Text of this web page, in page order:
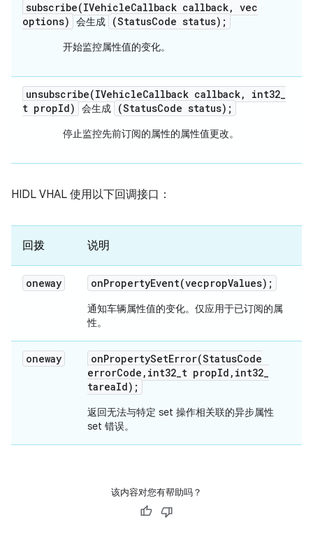
subscribe(IVehicleCallback callback, vec
options)
会生成 (StatusCode status);
开始监控属性值的变化。
unsubscribe(IVehicleCallback callback, int32_
t propId) 会生成 (StatusCode status);
停止监控先前订阅的属性的属性值更改。
HIDL VHAL 使用以下回调接口：
回拨 说明
oneway onPropertyEvent(vecpropValues);
通知车辆属性值的变化。仅应用于已订阅的属
性。
oneway onPropertySetError(StatusCode
errorCode , int32_t propId , int32_
tareaId);
返回无法与特定 set 操作相关联的异步属性
set 错误。
该内容对您有帮助吗？